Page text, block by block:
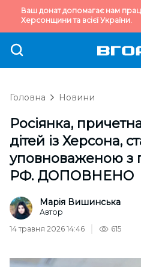
Ваш донат допомагає нам
Херсонщини та всієї України.
Головна Новини
Росіянка,
дітей із Херсона,
уповноваженою з
РФ. ДОПОВНЕНО
Марія Вишинська
Автор
14 травня 2026 14:46
615